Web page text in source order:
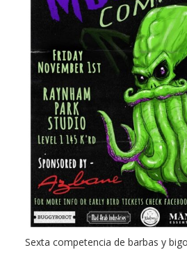
Sexta competencia de barbas y